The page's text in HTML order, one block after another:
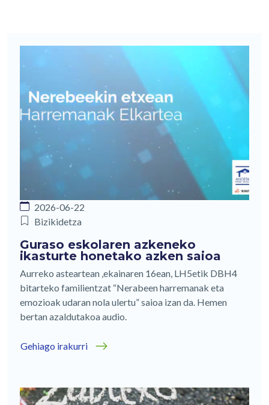
2026-06-22
Bizikidetza
Guraso eskolaren azkeneko
ikasturte honetako azken saioa
Aurreko asteartean ,ekainaren 16ean, LH5etik DBH4
bitarteko familientzat “Nerabeen harremanak eta
emozioak udaran nola ulertu” saioa izan da. Hemen
bertan azaldutakoa audio.
Gehiago irakurri